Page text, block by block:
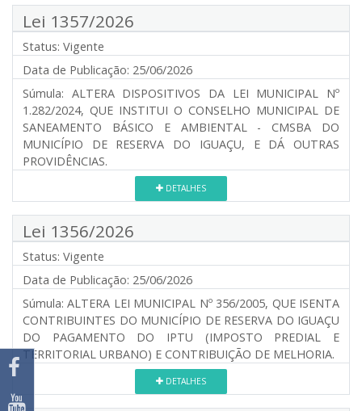
Lei 1357/2026
Status: Vigente
Data de Publicação: 25/06/2026
Súmula: ALTERA DISPOSITIVOS DA LEI MUNICIPAL Nº
1.282/2024, QUE INSTITUI O CONSELHO MUNICIPAL DE
SANEAMENTO BÁSICO E AMBIENTAL - CMSBA DO
MUNICÍPIO DE RESERVA DO IGUAÇU, E DÁ OUTRAS
PROVIDÊNCIAS.
DETALHES
Lei 1356/2026
Status: Vigente
Data de Publicação: 25/06/2026
Súmula: ALTERA LEI MUNICIPAL Nº 356/2005, QUE ISENTA
CONTRIBUINTES DO MUNICÍPIO DE RESERVA DO IGUAÇU
DO PAGAMENTO DO IPTU (IMPOSTO PREDIAL E
TERRITORIAL URBANO) E CONTRIBUIÇÃO DE MELHORIA.
DETALHES